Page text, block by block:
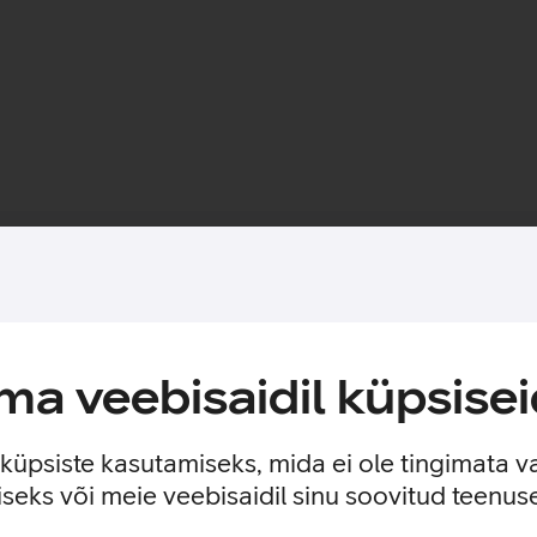
veebisaidil
kasutamiseks, mida ei ole tingimata
või meie veebisaidil sinu soovitud
turul olnud lahendused. Kaitseb ekraani kriimustuste ja
paigalduse mugavamaks. Paigaldusraam on valmistatud